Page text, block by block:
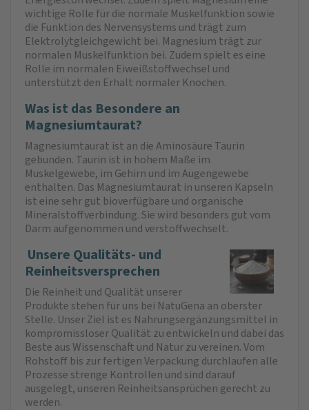
wichtige Rolle für die normale Muskelfunktion sowie
die Funktion des Nervensystems und trägt zum
Elektrolytgleichgewicht bei. Magnesium trägt zur
normalen Muskelfunktion bei. Zudem spielt es eine
Rolle im normalen Eiweißstoffwechsel und
unterstützt den Erhalt normaler Knochen.
Was ist das Besondere an
Magnesiumtaurat?
Magnesiumtaurat ist an die Aminosäure Taurin
gebunden. Taurin ist in hohem Maße im
Muskelgewebe, im Gehirn und im Augengewebe
enthalten. Das Magnesiumtaurat in unseren Kapseln
ist eine sehr gut bioverfügbare und organische
Mineralstoffverbindung. Sie wird besonders gut vom
Darm aufgenommen und verstoffwechselt.
Unsere Qualitäts- und
Reinheitsversprechen
Die Reinheit und Qualität unserer
Produkte stehen für uns bei NatuGena an oberster
Stelle. Unser Ziel ist es Nahrungsergänzungsmittel in
kompromissloser Qualität zu entwickeln und dabei das
Beste aus Wissenschaft und Natur zu vereinen. Vom
Rohstoff bis zur fertigen Verpackung durchlaufen alle
Prozesse strenge Kontrollen und sind darauf
ausgelegt, unseren Reinheitsansprüchen gerecht zu
werden.